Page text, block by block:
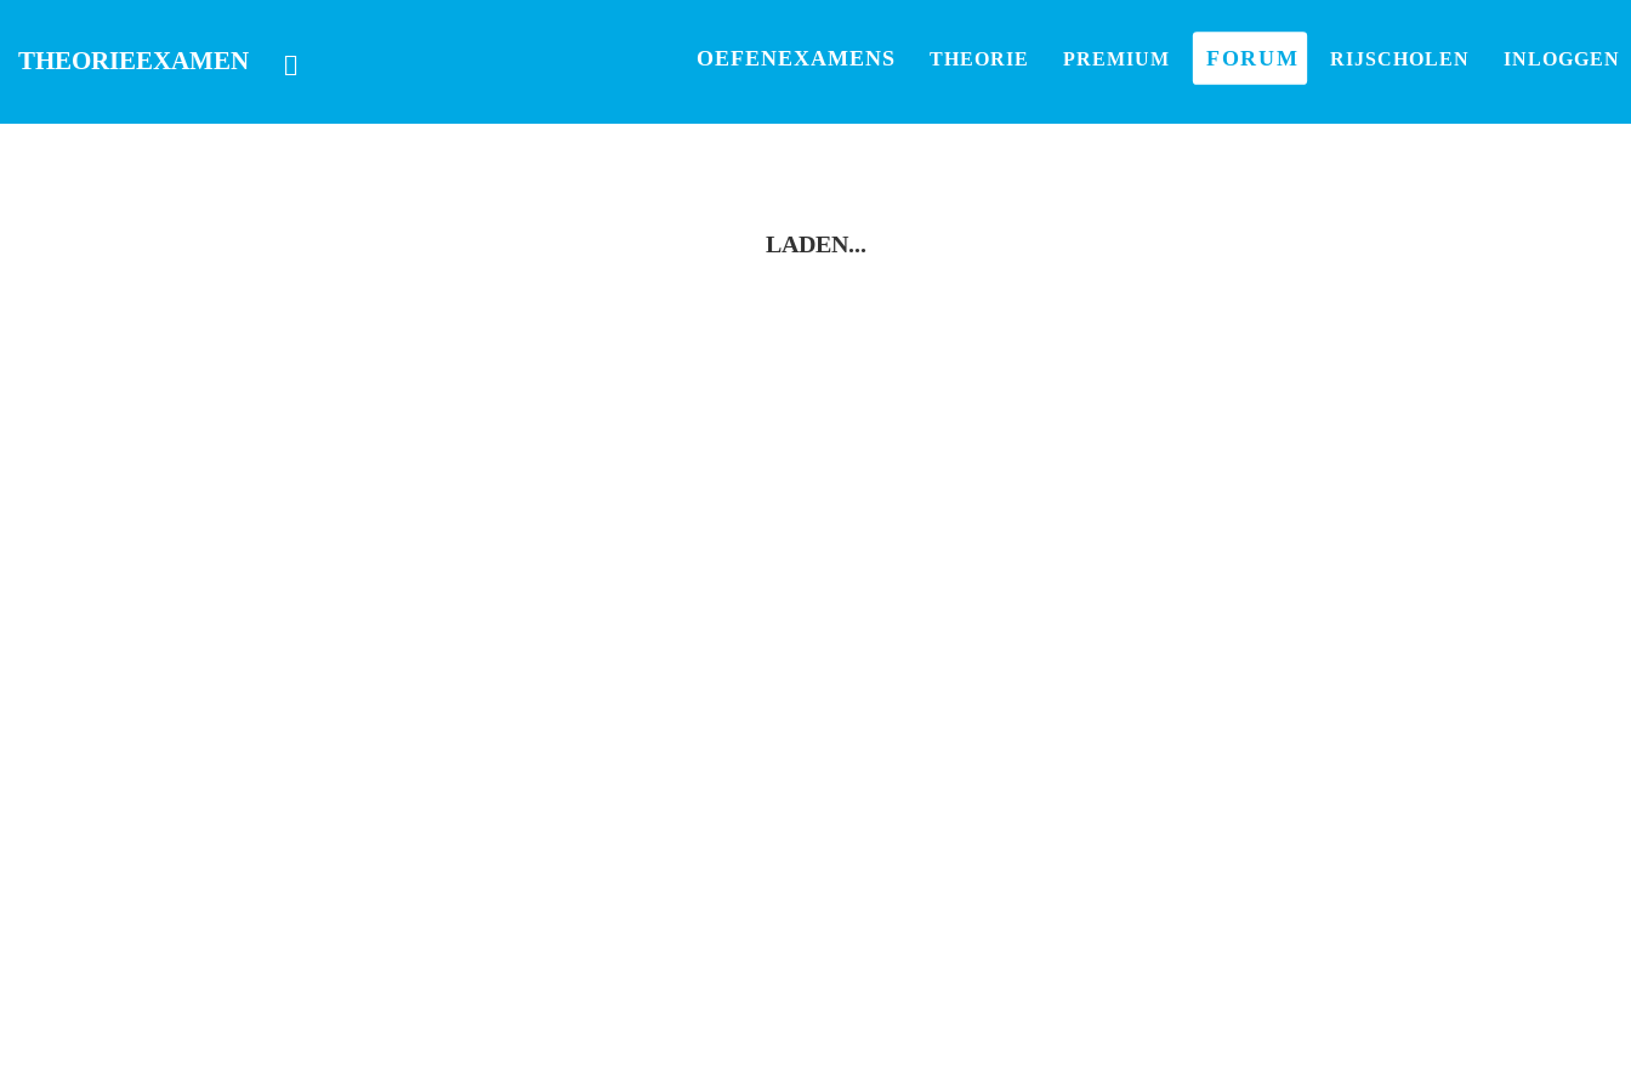
THEORIEEXAMEN OEFENEXAMENS THEORIE PREMIUM FORUM RIJSCHOLEN INLOGGEN
LADEN...